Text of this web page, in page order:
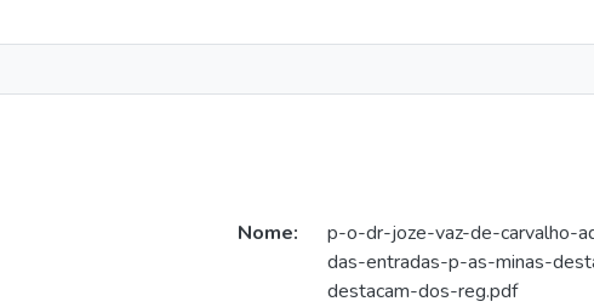
Nome:
p-o-dr-joze-vaz-de-carvalho-
das-entradas-p-as-minas-
destacam-dos-reg.pdf